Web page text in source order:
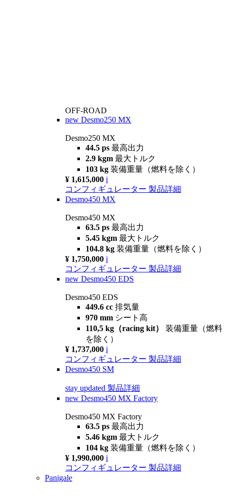
OFF-ROAD
new Desmo250 MX
Desmo250 MX
44.5 ps 最高出力
2.9 kgm 最大トルク
103 kg 装備重量（燃料を除く）
¥ 1,615,000 i
コンフィギュレーター 製品詳細
Desmo450 MX
Desmo450 MX
63.5 ps 最高出力
5.45 kgm 最大トルク
104.8 kg 装備重量（燃料を除く）
¥ 1,750,000 i
コンフィギュレーター 製品詳細
new Desmo450 EDS
Desmo450 EDS
449.6 cc 排気量
970 mm シート高
110,5 kg（racing kit） 装備重量（燃料
を除く）
¥ 1,737,000 i
コンフィギュレーター 製品詳細
Desmo450 SM
stay updated 製品詳細
new Desmo450 MX Factory
Desmo450 MX Factory
63.5 ps 最高出力
5.46 kgm 最大トルク
104 kg 装備重量（燃料を除く）
¥ 1,990,000 i
コンフィギュレーター 製品詳細
Panigale